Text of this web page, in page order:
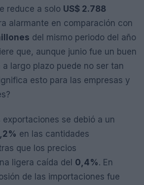
reduce a solo US$ 2.788
alarmante en comparación con
del mismo periodo del año
que, aunque junio fue un buen
largo plazo puede no ser tan
esto para las empresas y
exportaciones se debió a un
en las cantidades
que los precios
ligera caída del 0,4%. En
de las importaciones fue